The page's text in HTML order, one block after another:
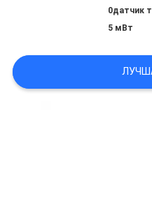
НОВОСТИ
0датчик
5 мВт